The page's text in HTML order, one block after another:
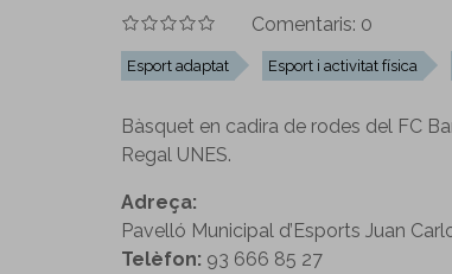
Comentaris: 0
Esport adaptat Esport i activitat física
Bàsquet en cadira de rodes del FC
Regal UNES.
Adreça:
Pavelló Municipal d’Esports Juan
Telèfon: 93 666 85 27